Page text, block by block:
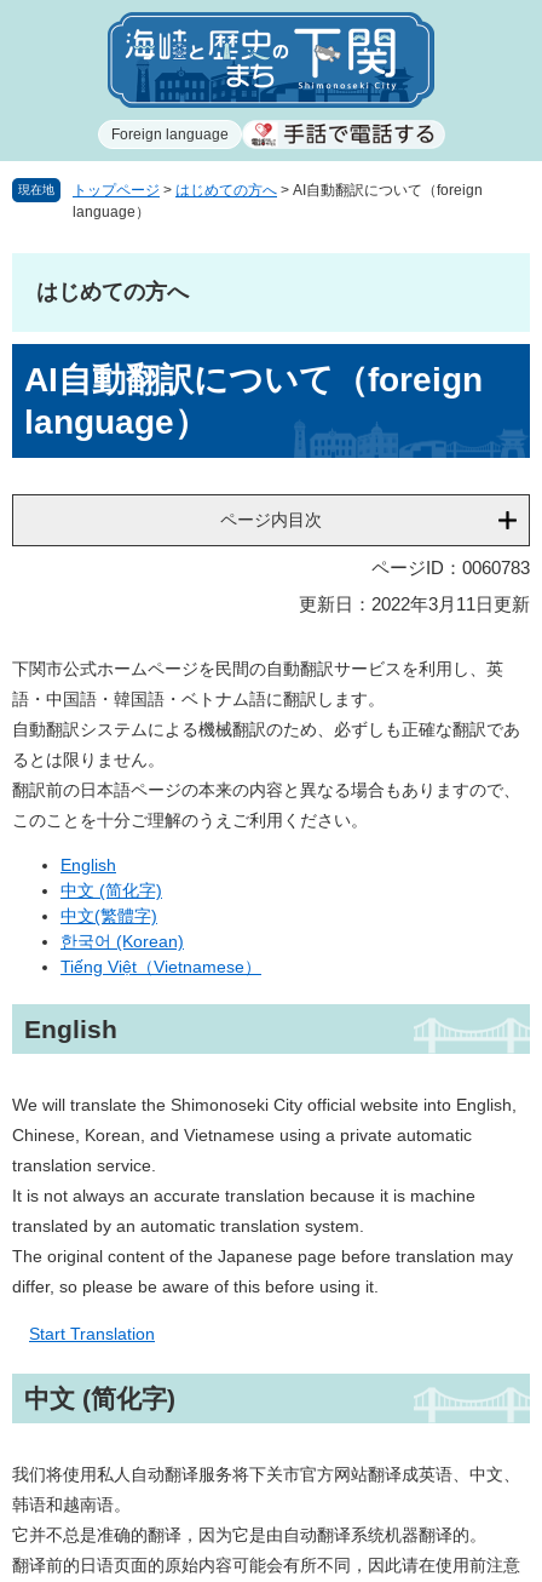
で
ば
Foreign language
現在地 トップページ > はじめての方へ > AI自動翻訳について（foreign
language）
はじめての方へ
文AI自動翻訳について（foreign
language）
ページ内目次
ページID：0060783
更新日：2022年3月11日更新
下関市公式ホームページを民間の自動翻訳サービスを利用し、英
語・中国語・韓国語・ベトナム語に翻訳します。
自動翻訳システムによる機械翻訳のため、必ずしも正確な翻訳であ
るとは限りません。
翻訳前の日本語ページの本来の内容と異なる場合もありますので、
このことを十分ご理解のうえご利用ください。
English
​中文 (简化字)
中文(繁體字)
​한국어 (Korean)
​Tiếng Việt（Vietnamese）
English
We will translate the Shimonoseki City official website into English,
Chinese, Korean, and Vietnamese using a private automatic
translation service.
It is not always an accurate translation because it is machine
translated by an automatic translation system.
The original content of the Japanese page before translation may
differ, so please be aware of this before using it.
Start Translation
中文 (简化字)
我们将使用私人自动翻译服务将下关市官方网站翻译成英语、中文、
韩语和越南语。
它并不总是准确的翻译，因为它是由自动翻译系统机器翻译的。
翻译前的日语页面的原始内容可能会有所不同，因此请在使用前注意